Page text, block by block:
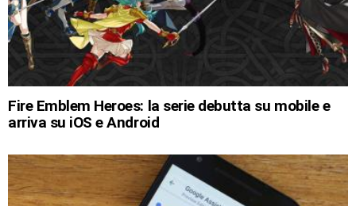
Fire Emblem Heroes: la serie debutta su mobile e
arriva su iOS e Android